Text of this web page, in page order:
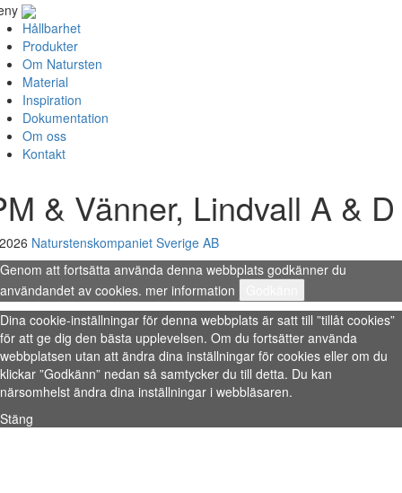
Hållbarhet
Produkter
Om Natursten
Material
Inspiration
Dokumentation
Om oss
Kontakt
& Vänner, Lindvall A & D
Naturstenskompaniet Sverige AB
Genom att fortsätta använda denna webbplats godkänner du
användandet av cookies. mer information
Dina cookie-inställningar för denna webbplats är satt till ”tillåt cookies”
för att ge dig den bästa upplevelsen. Om du fortsätter använda
webbplatsen utan att ändra dina inställningar för cookies eller om du
klickar ”Godkänn” nedan så samtycker du till detta. Du kan
närsomhelst ändra dina inställningar i webbläsaren.
Stäng